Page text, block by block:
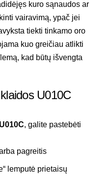
kuro sąnaudos ar
vairavimą, ypač jei
tiekti tinkamo oro
kuo greičiau atlikti
kad būtų išvengta
U010C
U010C, galite pastebėti
pagreitis
lemputė prietaisų